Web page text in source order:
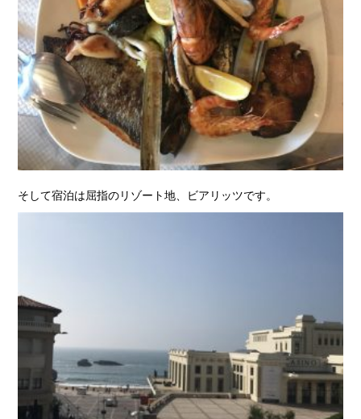
そして宿泊は屈指のリゾート地、ビアリッツです。